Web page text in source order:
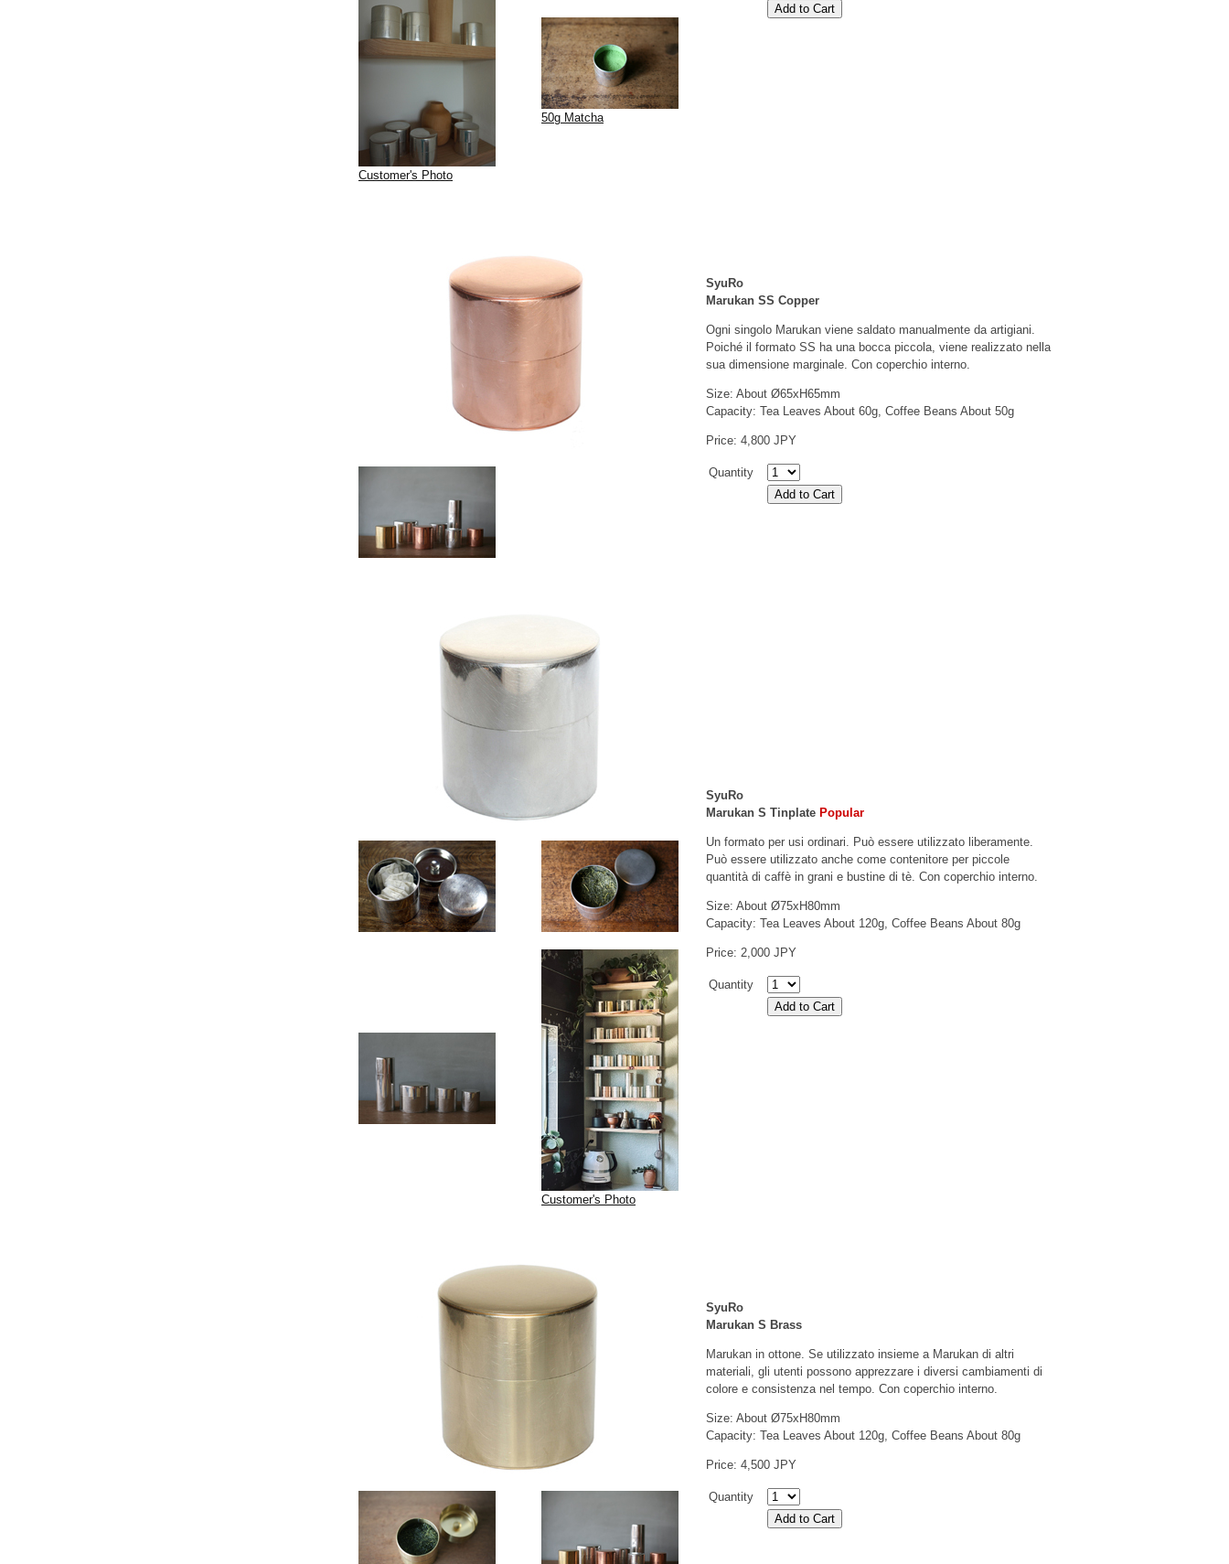
Customer's Photo
50g Matcha
SyuRo
Marukan SS Copper
Ogni singolo Marukan viene saldato manualmente da artigiani.
Poiché il formato SS ha una bocca piccola, viene realizzato nella
sua dimensione marginale. Con coperchio interno.
Size: About Ø65xH65mm
Capacity: Tea Leaves About 60g, Coffee Beans About 50g
Price: 4,800 JPY
Quantity
Customer's Photo
SyuRo
Marukan S Tinplate Popular
Un formato per usi ordinari. Può essere utilizzato liberamente.
Può essere utilizzato anche come contenitore per piccole
quantità di caffè in grani e bustine di tè. Con coperchio interno.
Size: About Ø75xH80mm
Capacity: Tea Leaves About 120g, Coffee Beans About 80g
Price: 2,000 JPY
Quantity
SyuRo
Marukan S Brass
Marukan in ottone. Se utilizzato insieme a Marukan di altri
materiali, gli utenti possono apprezzare i diversi cambiamenti di
colore e consistenza nel tempo. Con coperchio interno.
Size: About Ø75xH80mm
Capacity: Tea Leaves About 120g, Coffee Beans About 80g
Price: 4,500 JPY
Quantity